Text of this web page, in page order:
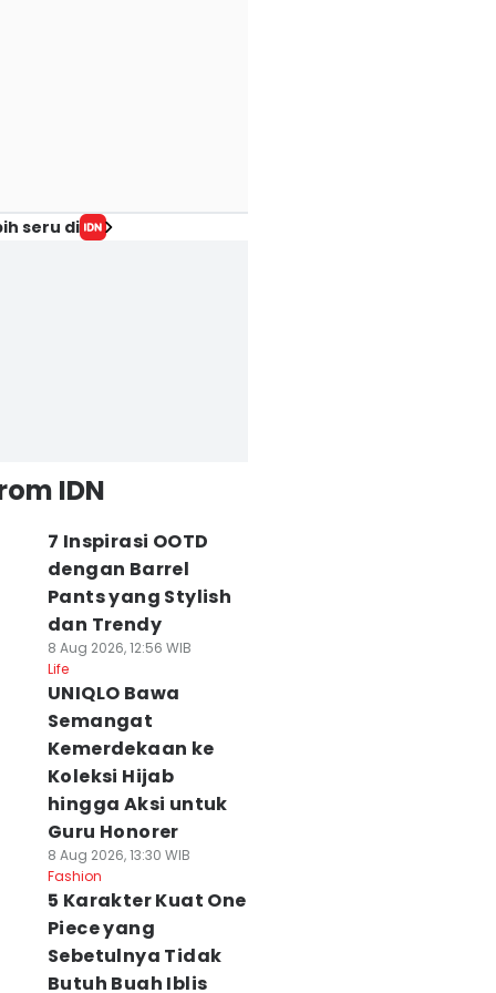
seru di
IDN
7 Inspirasi OOTD
dengan Barrel
Pants yang Stylish
dan Trendy
8 Aug 2026, 12:56 WIB
Life
UNIQLO Bawa
Semangat
Kemerdekaan ke
Koleksi Hijab
hingga Aksi untuk
Guru Honorer
8 Aug 2026, 13:30 WIB
Fashion
5 Karakter Kuat One
Piece yang
Sebetulnya Tidak
Butuh Buah Iblis